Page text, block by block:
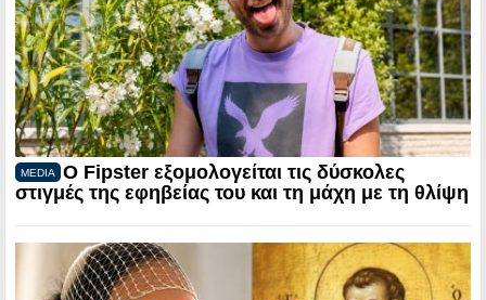
MEDIA
Ο Fipster εξομολογείται τις δύσκολες
στιγμές της εφηβείας του και τη μάχη με τη θλίψη